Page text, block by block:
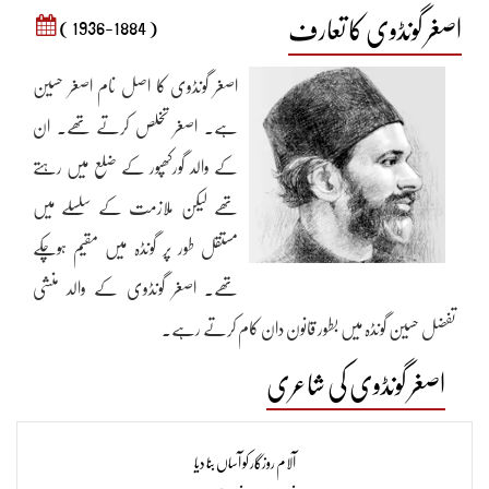
اصغر گونڈوی کا تعارف ( 1936-1884 )
اصغر گونڈوی کا اصل نام اصغر حسین
ہے۔ اصغر تخلص کرتے تھے۔ ان
کے والد گورکھپور کے ضلع میں رہتے
تھے لیکن ملازمت کے سلسلے میں
مستقل طور پر گونڈہ میں مقیم ہوچکے
تھے۔ اصغر گونڈوی کے والد منشی
تفضل حسین گونڈہ میں بطور قانون دان کام کرتے رہے۔
اصغر گونڈوی کی ابتدائی تعلیم وتربیت گھر پر ہی ہوئی۔ اس کے بعد انہوں نے
اصغر گونڈوی کی شاعری
آلام روزگار کو آساں بنا دیا